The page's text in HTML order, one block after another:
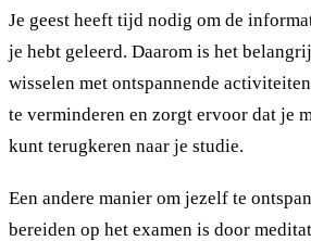
Je geest heeft tijd nodig om de
je hebt geleerd. Daarom is het
wisselen met ontspannende
te verminderen en zorgt ervoor dat je
kunt terugkeren naar je studie.
Een andere manier om jezelf te
bereiden op het examen is door